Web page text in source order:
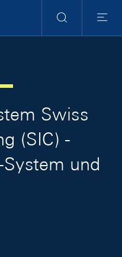
Suche
Menu
Swiss
(SIC) -
und